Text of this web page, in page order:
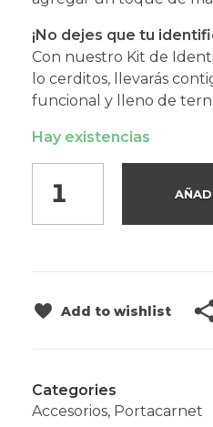
¡No dejes que tu
Con nuestro Kit de
lo cerditos, llevarás
funcional y lleno de
Hay existencias
Add to wishlist
Categories
Accesorios, Portacarnet